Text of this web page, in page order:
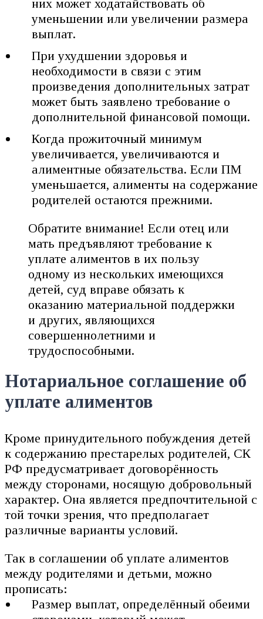
них может ходатайствовать об
уменьшении или увеличении размера
выплат.
При ухудшении здоровья и
необходимости в связи с этим
произведения дополнительных затрат
может быть заявлено требование о
дополнительной финансовой помощи.
Когда прожиточный минимум
увеличивается, увеличиваются и
алиментные обязательства. Если ПМ
уменьшается, алименты на содержание
родителей остаются прежними.
Обратите внимание! Если отец или
мать предъявляют требование к
уплате алиментов в их пользу
одному из нескольких имеющихся
детей, суд вправе обязать к
оказанию материальной поддержки
и других, являющихся
совершеннолетними и
трудоспособными.
Нотариальное соглашение об
уплате алиментов
Кроме принудительного побуждения детей
к содержанию престарелых родителей, СК
РФ предусматривает договорённость
между сторонами, носящую добровольный
характер. Она является предпочтительной с
той точки зрения, что предполагает
различные варианты условий.
Так в соглашении об уплате алиментов
между родителями и детьми, можно
прописать:
Размер выплат, определённый обеими